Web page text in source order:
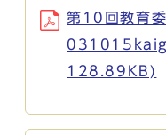
第10回教育
128.89KB)